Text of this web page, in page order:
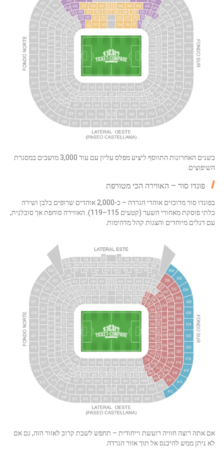
בשנים האחרונות התווסף ליציע מפלס עליון עם עוד 3,000 מושבים במסגרת
השיפוצים.
פונדו סור – האווירה הכי מטורפת
בפונדו סור מרוכזים אוהדי הגרדה – כ-2,000 אוהדים שרופים בלבן ושירה
בלתי פוסקת מאחורי השער (קטעים 115–119). האווירה סוחפת אך סובלנית,
עם דגלים מיוחדים והצגות קהל מדהימות.
אם אתה רוצה חוויה רועשת וייחודית – תחפש לשבת קרוב לאזור הזה, גם אם
לא ניתן ממש להיכנס אל תוך אזור הגרדה.